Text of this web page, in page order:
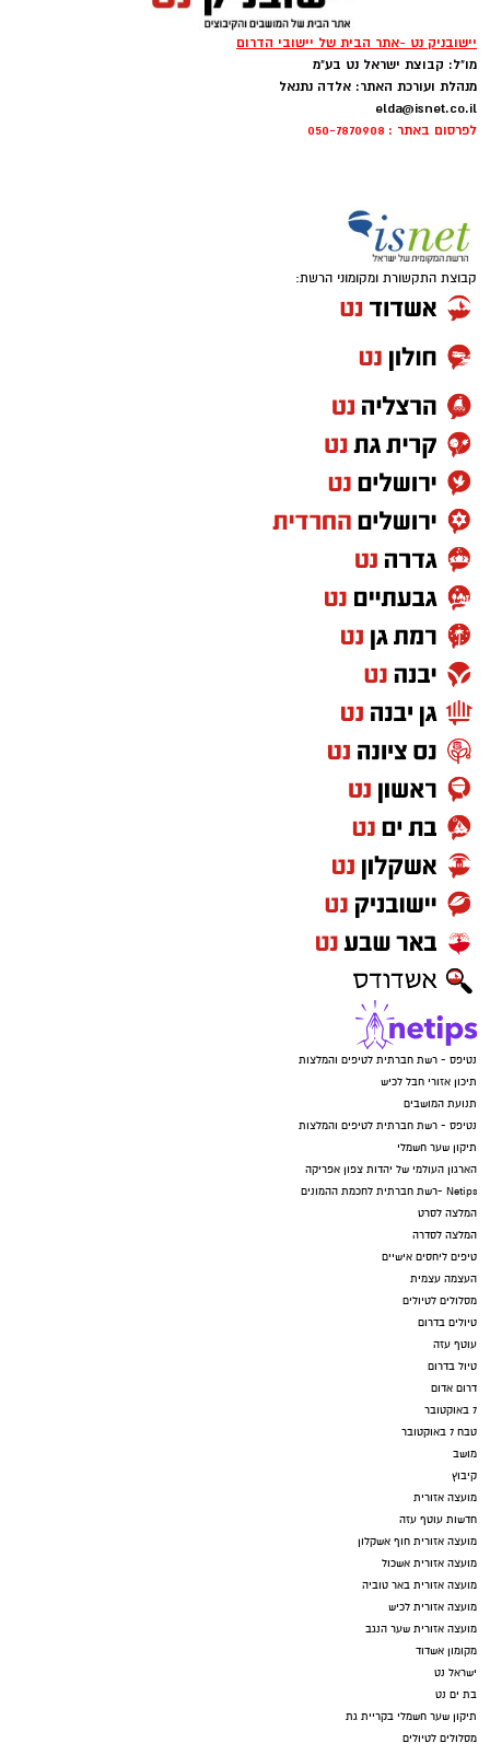
יישובניק נט -אתר הבית של יישובי הדרום
מו"ל: קבוצת ישראל נט בע"מ
מנהלת ועורכת האתר: אלדה נתנאל
elda@isnet.co.il
לפרסום באתר : 050-7870908
קבוצת התקשורת ומקומוני הרשת:
נטיפס - רשת חברתית לטיפים והמלצות
תיכון אזורי חבל לכיש
תנועת המושבים
נטיפס - רשת חברתית לטיפים והמלצות
תיקון שער חשמלי
הארגון העולמי של יהדות צפון אפריקה
Netips -רשת חברתית לחכמת ההמונים
המלצה לסרט
המלצה לסדרה
טיפים ליחסים אישיים
העצמה עצמית
מסלולים לטיולים
טיולים בדרום
עוטף עזה
טיול בדרום
דרום אדום
7 באוקטובר
טבח 7 באוקטובר
מושב
קיבוץ
מועצה אזורית
חדשות עוטף עזה
מועצה אזורית חוף אשקלון
מועצה אזורית אשכול
מועצה אזורית באר טוביה
מועצה אזורית לכיש
מועצה אזורית שער הנגב
מקומון אשדוד
ישראל נט
בת ים נט
תיקון שער חשמלי בקריית גת
מסלולים לטיולים